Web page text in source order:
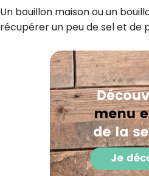
Un bouillon maison ou un
récupérer un peu de sel et de